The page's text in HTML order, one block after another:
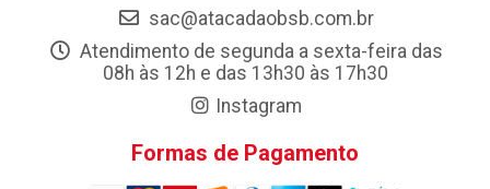
sac@atacadaobsb.com.br
Atendimento de segunda a sexta-feira das
08h às 12h e das 13h30 às 17h30
Instagram
Formas de Pagamento